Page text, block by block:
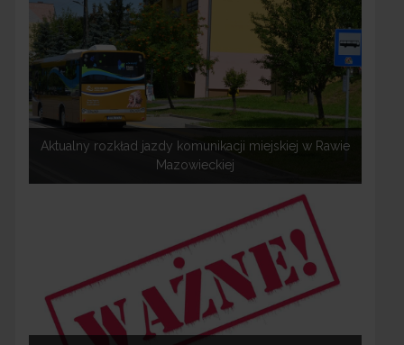
Aktualny rozkład jazdy komunikacji miejskiej w Rawie
Mazowieckiej